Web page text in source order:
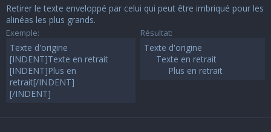
Retirer le texte enveloppé par celui qui peut être imbriqué pour les
alinéas les plus grands.
Exemple:
Texte d'origine
[INDENT]Texte en retrait
[INDENT]Plus en
retrait[/INDENT]
[/INDENT]
Résultat:
Texte d'origine
Texte en retrait
Plus en retrait​